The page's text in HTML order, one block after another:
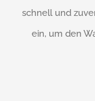
schnell und
ein, um den